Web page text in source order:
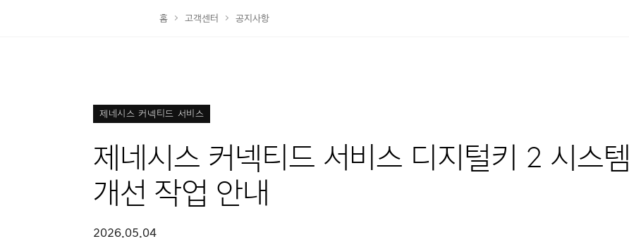
홈 고객센터 공지사항
제네시스 커넥티드 서비스
제네시스 커넥티드 서비스 디지털키 2 시스템
개선 작업 안내
2026.05.04